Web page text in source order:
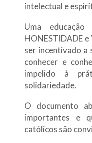
intelectual e
Uma educação
HONESTIDADE e
ser incentivado a
conhecer e
impelido à
solidariedade.
O documento
importantes e
católicos são